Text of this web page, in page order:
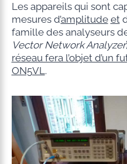
Les appareils qui sont
mesures d’amplitude et
famille des analyseurs
Vector Network Analyzer
réseau fera l’objet d’un
ON5VL.